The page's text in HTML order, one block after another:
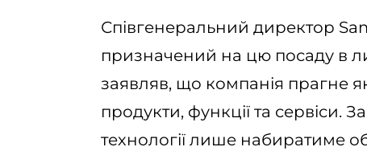
Співгенеральний директор
призначений на цю посаду в
заявляв, що компанія прагне
продукти, функції та сервіси.
технології лише набиратиме